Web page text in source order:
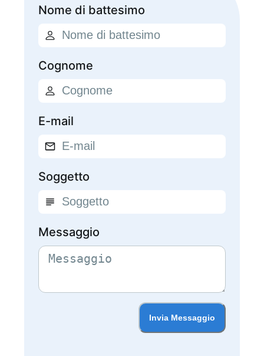
Nome di battesimo
Cognome
E-mail
Soggetto
Messaggio
Invia Messaggio